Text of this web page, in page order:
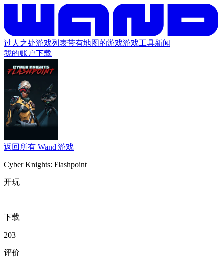
过人之处游戏列表带有地图的游戏游戏工具新闻
我的账户下载
返回所有 Wand 游戏
Cyber Knights: Flashpoint
开玩
下载
203
评价